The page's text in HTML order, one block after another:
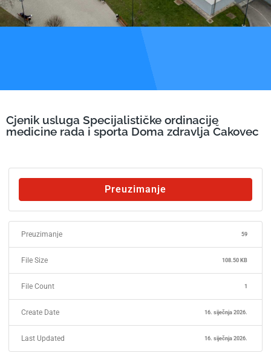
Cjenik usluga Specijalističke ordinacije
medicine rada i sporta Doma zdravlja Čakovec
Preuzimanje
Preuzimanje 59
File Size 108.50 KB
File Count 1
Create Date 16. siječnja 2026.
Last Updated 16. siječnja 2026.